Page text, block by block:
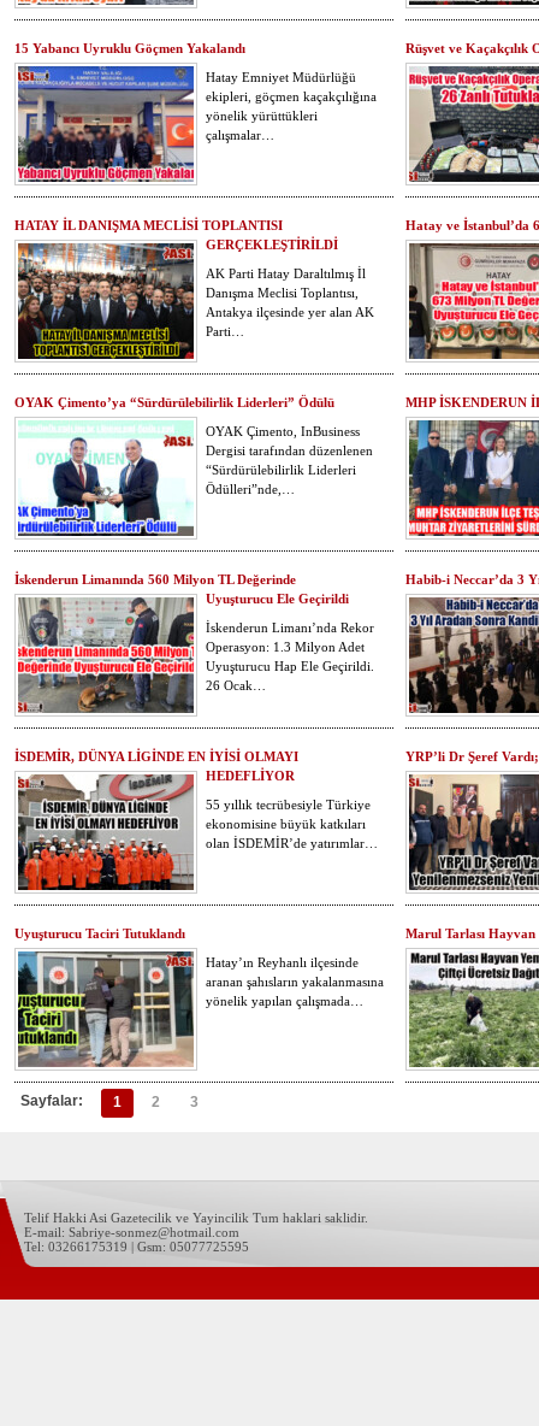
15 Yabancı Uyruklu Göçmen Yakalandı
Hatay Emniyet Müdürlüğü
ekipleri, göçmen kaçakçılığına
yönelik yürüttükleri
çalışmalar…
Rüşvet ve Kaçakçılık
HATAY İL DANIŞMA MECLİSİ TOPLANTISI
GERÇEKLEŞTİRİLDİ
AK Parti Hatay Daraltılmış İl
Danışma Meclisi Toplantısı,
Antakya ilçesinde yer alan AK
Parti…
Hatay ve İstanbul’da
OYAK Çimento’ya “Sürdürülebilirlik Liderleri” Ödülü
OYAK Çimento, InBusiness
Dergisi tarafından düzenlenen
“Sürdürülebilirlik Liderleri
Ödülleri”nde,…
MHP İSKENDERUN
İskenderun Limanında 560 Milyon TL Değerinde
Uyuşturucu Ele Geçirildi
İskenderun Limanı’nda Rekor
Operasyon: 1.3 Milyon Adet
Uyuşturucu Hap Ele Geçirildi.
26 Ocak…
Habib-i Neccar’da 3
İSDEMİR, DÜNYA LİGİNDE EN İYİSİ OLMAYI
HEDEFLİYOR
55 yıllık tecrübesiyle Türkiye
ekonomisine büyük katkıları
olan İSDEMİR’de yatırımlar…
YRP’li Dr Şeref
Uyuşturucu Taciri Tutuklandı
Hatay’ın Reyhanlı ilçesinde
aranan şahısların yakalanmasına
yönelik yapılan çalışmada…
Marul Tarlası Hayvan
Sayfalar: 1 2 3
Telif Hakki Asi Gazetecilik ve Yayincilik Tum haklari saklidir.
E-mail: Sabriye-sonmez@hotmail.com
Tel: 03266175319 | Gsm: 05077725595